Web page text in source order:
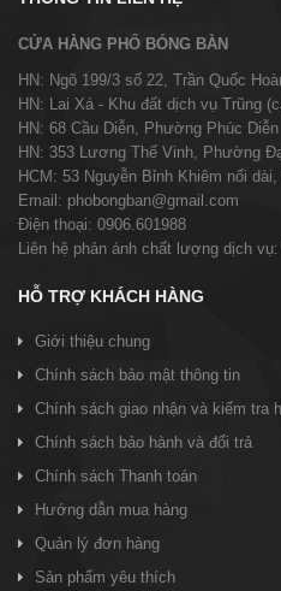
CỬA HÀNG PHỐ BÓNG BÀN
HN: Ngõ 199/3 số 22, Trần Quốc
HN: Lai Xá - Khu đất dịch vụ Trũng
HN: 68 Cầu Diễn, Phường Phúc Diễn
HN: 353 Lương Thế Vinh, Phường
HCM: 53 Nguyễn Bỉnh Khiêm nối
Email: phobongban@gmail.com
Điện thoại: 0906.601988
Liên hệ phản ánh chất lượng dịch
HỖ TRỢ KHÁCH HÀNG
Giới thiệu chung
Chính sách bảo mật thông tin
Chính sách giao nhận và kiểm tra
Chính sách bảo hành và đổi trả
Chính sách Thanh toán
Hướng dẫn mua hàng
Quản lý đơn hàng
Sản phẩm yêu thích